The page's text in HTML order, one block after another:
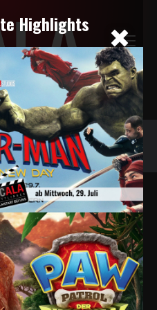
Veranstaltungskalender
Abenteuer
Morgen
Highlights